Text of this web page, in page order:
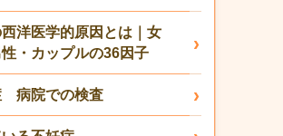
洋医学的原因とは｜女
・カップルの36因子
病院での検査